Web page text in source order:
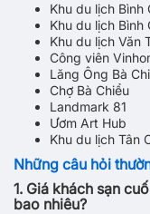
Khu du lịch Bình
Khu du lịch Bình
Khu du lịch Văn
Công viên
Lăng Ông Bà
Chợ Bà Chiểu
Landmark 81
Ươm Art Hub
Khu du lịch Tân
Những câu hỏi
1. Giá khách sạn
bao nhiêu?